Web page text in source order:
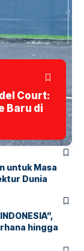
Court:
Baru di
untuk Masa
Dunia
hingga